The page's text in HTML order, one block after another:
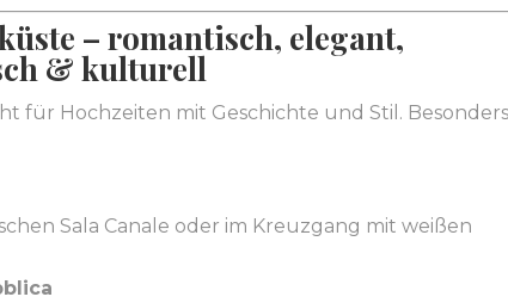
– romantisch, elegant,
& kulturell
für Hochzeiten mit Geschichte und Stil.
Sala Canale oder im Kreuzgang mit weißen